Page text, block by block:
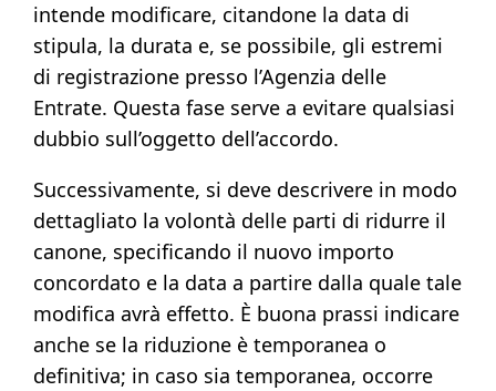
intende modificare, citandone la data di
stipula, la durata e, se possibile, gli estremi
di registrazione presso l’Agenzia delle
Entrate. Questa fase serve a evitare qualsiasi
dubbio sull’oggetto dell’accordo.
Successivamente, si deve descrivere in modo
dettagliato la volontà delle parti di ridurre il
canone, specificando il nuovo importo
concordato e la data a partire dalla quale tale
modifica avrà effetto. È buona prassi indicare
anche se la riduzione è temporanea o
definitiva; in caso sia temporanea, occorre